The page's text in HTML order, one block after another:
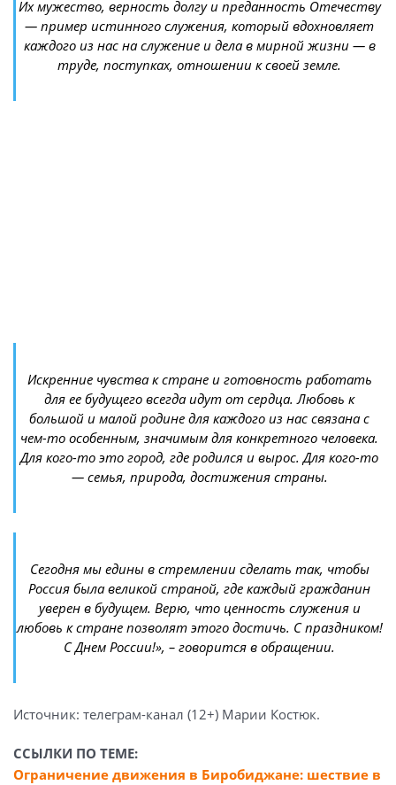
Их мужество, верность долгу и преданность Отечеству
— пример истинного служения, который вдохновляет
каждого из нас на служение и дела в мирной жизни — в
труде, поступках, отношении к своей земле.
Искренние чувства к стране и готовность работать
для ее будущего всегда идут от сердца. Любовь к
большой и малой родине для каждого из нас связана с
чем-то особенным, значимым для конкретного человека.
Для кого-то это город, где родился и вырос. Для кого-то
— семья, природа, достижения страны.
Сегодня мы едины в стремлении сделать так, чтобы
Россия была великой страной, где каждый гражданин
уверен в будущем. Верю, что ценность служения и
любовь к стране позволят этого достичь. С праздником!
C Днем России!», – говорится в обращении.
Источник: телеграм-канал (12+) Марии Костюк.
ССЫЛКИ ПО ТЕМЕ:
Ограничение движения в Биробиджане: шествие в